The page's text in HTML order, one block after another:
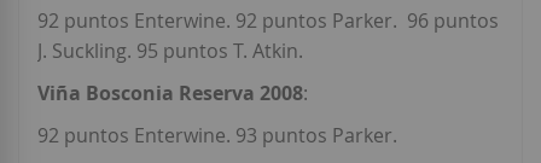
92 puntos Enterwine. 92 puntos Parker. 96 puntos
J. Suckling. 95 puntos T. Atkin.
Viña Bosconia Reserva 2008:
92 puntos Enterwine. 93 puntos Parker.